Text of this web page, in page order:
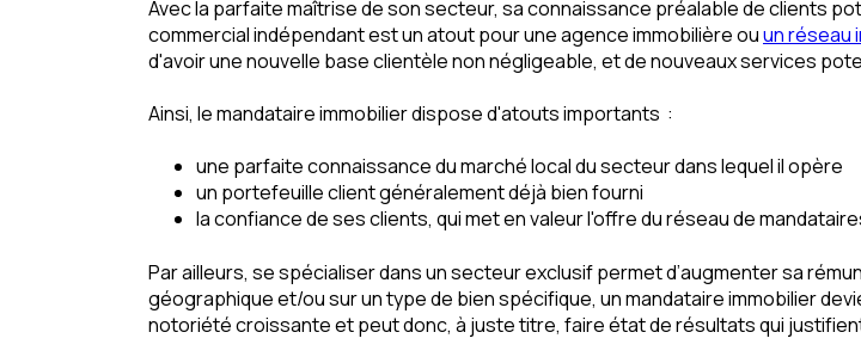
Avec la parfaite maîtrise de son secteur, sa connaissance préalable de clients
commercial indépendant est un atout pour une agence immobilière ouun réseau
d'avoir une nouvelle base clientèle non négligeable, et de nouveaux services
Ainsi, le mandataire immobilier dispose d'atouts importants :
une parfaite connaissance du marché local du secteur dans lequel il opère
un portefeuille client généralement déjà bien fourni
la confiance de ses clients, qui met en valeur l'offre du réseau de
Par ailleurs, se spécialiser dans un secteur exclusif permet d’augmenter sa
géographique et/ou sur un type de bien spécifique, un mandataire immobilier
notoriété croissante et peut donc, à juste titre, faire état de résultats qui